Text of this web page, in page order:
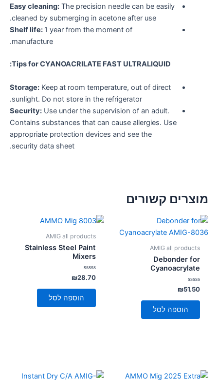
Easy cleaning: The precision needle can be easily
cleaned by submerging in acetone after use.
Shelf life: 1 year from the moment of
manufacture.
Tips for CYANOACRILATE FAST ULTRALIQUID:
Storage: Keep at room temperature, out of direct
sunlight. Do not store in the refrigerator.
Security: Use under the supervision of an adult.
Contains substances that can cause allergies. Use
appropriate protection devices and see the
security data sheet.
מוצרים קשורים
AMIG all products
Debonder for
Cyanoacrylate
דורג
0
מתוך
₪51.50
הוספה לסל
AMIG all products
Stainless Steel Paint
Mixers
דורג
0
מתוך
₪28.70
הוספה לסל